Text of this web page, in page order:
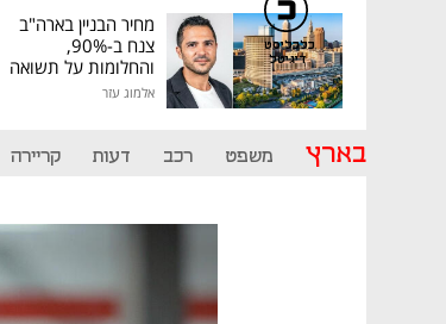
מחיר הבניין בארה"ב
צנח ב-90%,
והחלומות על תשואה
גבוהה התנפצו
אלמוג עזר
בארץ משפט רכב דעות קריירה
כלכליסט
דיגיטל